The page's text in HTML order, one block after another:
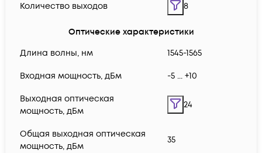
Количество выходов 8
Оптические характеристики
Длина волны, нм
1545-1565
Входная мощность, дБм -5 ... +10
Выходная оптическая
мощность, дБм
24
Общая выходная оптическая
мощность, дБм
35